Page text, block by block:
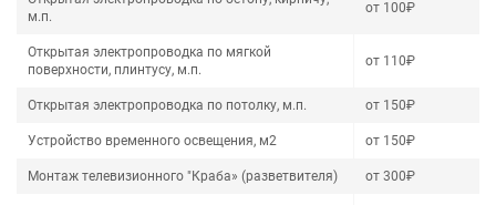
м.п.
от 100₽
Открытая электропроводка по мягкой
поверхности, плинтусу, м.п.
от 110₽
Открытая электропроводка по потолку, м.п. от 150₽
Устройство временного освещения, м2 от 150₽
Монтаж телевизионного "Краба» (разветвителя) от 300₽